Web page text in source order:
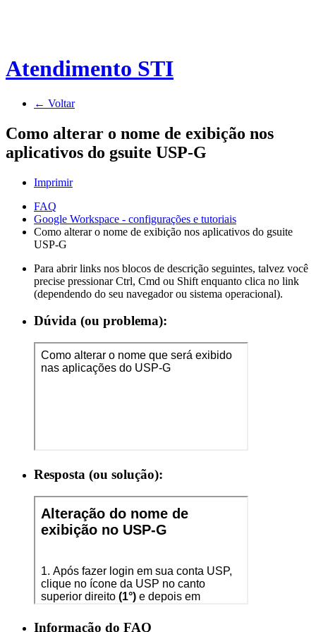
Atendimento STI
← Voltar
Como alterar o nome de exibição nos
aplicativos do gsuite USP-G
Imprimir
FAQ
Google Workspace - configurações e tutoriais
Como alterar o nome de exibição nos aplicativos do gsuite
USP-G
Para abrir links nos blocos de descrição seguintes, talvez você
precise pressionar Ctrl, Cmd ou Shift enquanto clica no link
(dependendo do seu navegador ou sistema operacional).
Dúvida (ou problema):
Resposta (ou solução):
Informação do FAQ